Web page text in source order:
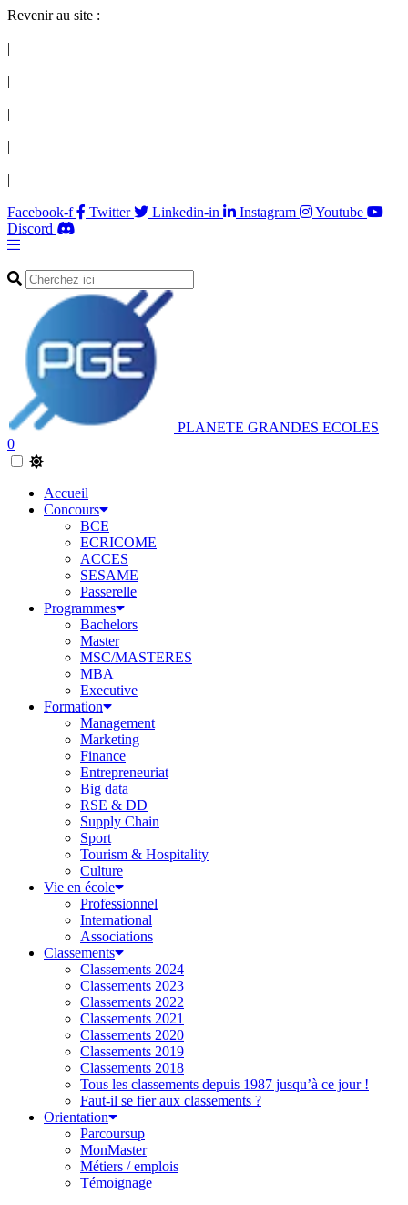
Revenir au site :
|
|
|
|
|
Facebook-f Twitter Linkedin-in Instagram
Youtube
Discord
PLANETE GRANDES ECOLES
0
Accueil
Concours
BCE
ECRICOME
ACCES
SESAME
Passerelle
Programmes
Bachelors
Master
MSC/MASTERES
MBA
Executive
Formation
Management
Marketing
Finance
Entrepreneuriat
Big data
RSE & DD
Supply Chain
Sport
Tourism & Hospitality
Culture
Vie en école
Professionnel
International
Associations
Classements
Classements 2024
Classements 2023
Classements 2022
Classements 2021
Classements 2020
Classements 2019
Classements 2018
Tous les classements depuis 1987 jusqu’à ce jour !
Faut-il se fier aux classements ?
Orientation
Parcoursup
MonMaster
Métiers / emplois
Témoignage